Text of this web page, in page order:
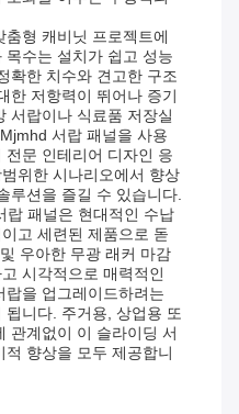
형 캐비닛 프로젝트에
수는 설치가 쉽고 성능
확한 치수와 견고한 구조
한 저항력이 뛰어나 증기
서랍이나 식료품 저장실
서랍 패널을 사용
문 인테리어 디자인 응
위한 시나리오에서 향상
루션을 즐길 수 있습니다.
랍 패널은 현대적인 수납
고 세련된 제품으로 돋
우아한 무광 래커 마감
시각적으로 매력적인
을 업그레이드하려는
니다. 주거용, 상업용 또
관계없이 이 슬라이딩 서
향상을 모두 제공합니